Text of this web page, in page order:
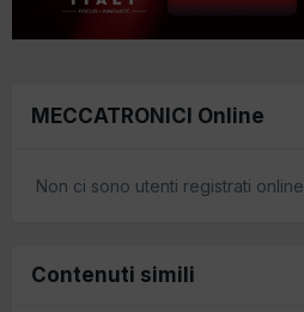
MECCATRONICI Online
Non ci sono utenti registrati online
Contenuti simili